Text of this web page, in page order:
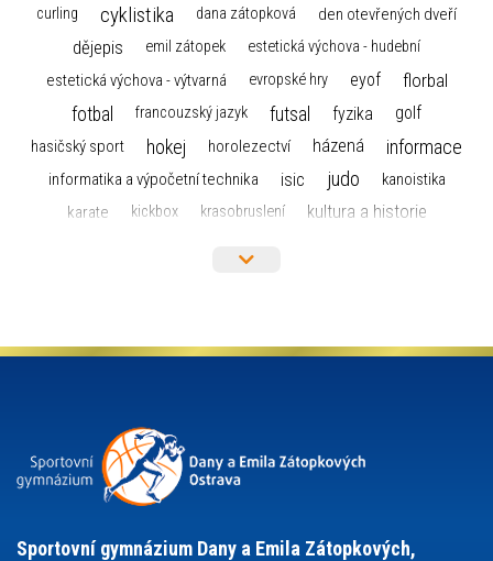
curling cyklistika dana zátopková den otevřených dveří
dějepis emil zátopek estetická výchova - hudební
estetická výchova - výtvarná evropské hry eyof florbal
fotbal francouzský jazyk futsal fyzika golf
hasičský sport hokej horolezectví házená informace
informatika a výpočetní technika isic judo
kanoistika
karate
kickbox krasobruslení
kultura a historie
olympiáda dětí a mládeže organizace plavání
snowboarding
sportovní gymnastika sportovní lezení
stolní tenis střelba
teorie sportovní přípravy
tělesná výchova
událost
Sportovní gymnázium Dany a Emila Zátopkových,